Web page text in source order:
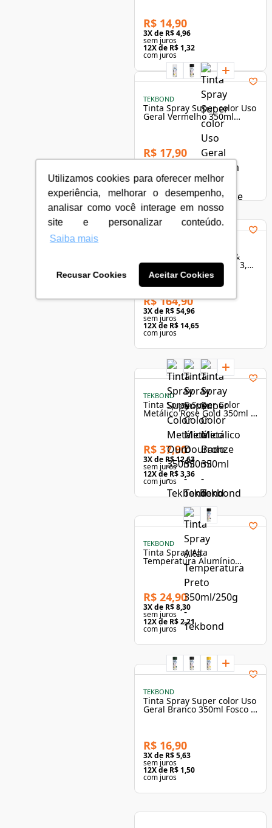
Utilizamos cookies para oferecer melhor
experiência, melhorar o desempenho,
analisar como você interage em nosso
site e personalizar conteúdo.
Saiba mais
Recusar Cookies Aceitar Cookies
R$ 14,90
3X de R$ 4,96
sem juros
12X de R$ 1,32
com juros
TEKBOND
Tinta Spray Super color Uso
Geral Vermelho 350ml
Brilhante - Tekbond
R$ 17,90
3X deR$ 5,96
12X deR$ 1,59
com juros
Esmalte Premium Cor &
Proteção Base Solvente 3,6L
Branco Acetinado Suvinil
R$ 164,90
3X de R$ 54,96
sem juros
12X de R$ 14,65
com juros
TEKBOND
Tinta Spray Super Color
Metálico Rose Gold 350ml -
Tekbond
R$ 37,90
3X de R$ 12,63
sem juros
12X de R$ 3,36
com juros
TEKBOND
Tinta Spray Alta
Temperatura Alumínio
350ml/250g - TekBond
R$ 24,90
3X de R$ 8,30
sem juros
12X de R$ 2,21
com juros
TEKBOND
Tinta Spray Super color Uso
Geral Branco 350ml Fosco -
R$ 16,90
3X de R$ 5,63
sem juros
12X de R$ 1,50
com juros